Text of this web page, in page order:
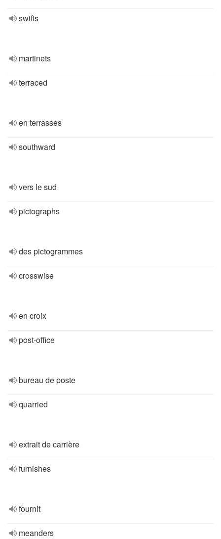
swifts
martinets
terraced
en terrasses
southward
vers le sud
pictographs
des pictogrammes
crosswise
en croix
post-office
bureau de poste
quarried
extrait de carrière
furnishes
fournit
meanders